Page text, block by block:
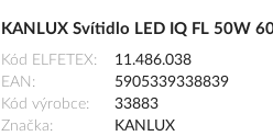
KANLUX Svítidlo LED IQ FL 50W
Kód ELFETEX
11.486.038
EAN
5905339338839
Kód výrobce
33883
Značka
KANLUX